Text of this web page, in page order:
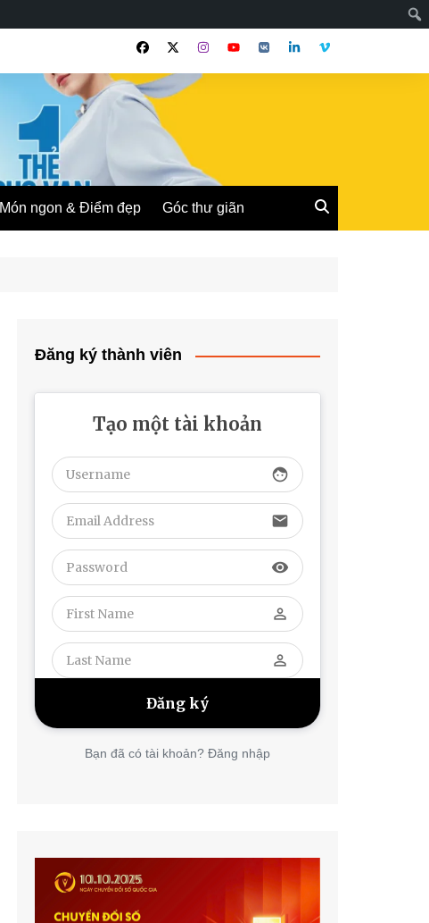
Món ngon & Điểm đẹp Góc thư giãn
Đăng ký thành viên
Tạo một tài khoản
face
email
visibility
perm_identity
perm_identity
Bạn đã có tài khoản? Đăng nhập